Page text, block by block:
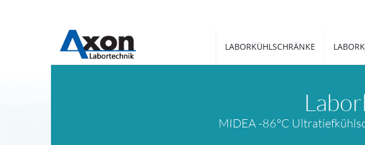
LABORKÜHLSCHRÄNKE
MIDEA -86°C